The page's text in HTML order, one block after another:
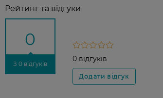
Рейтинг та відгуки
0
З 0 відгуків
0 відгуків